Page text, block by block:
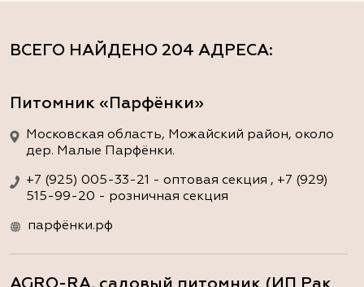
ВСЕГО НАЙДЕНО 204 АДРЕСА:
Питомник «Парфёнки»
Московская область, Можайский район, около
дер. Малые Парфёнки.
+7 (925) 005-33-21 - оптовая секция , +7 (929)
515-99-20 - розничная секция
парфёнки.рф
AGRO-RA, садовый питомник (ИП Рак